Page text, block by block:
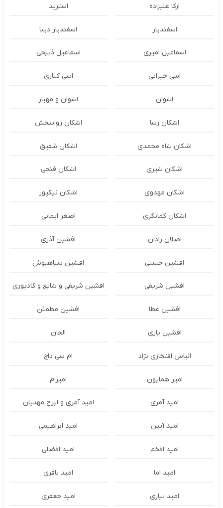
ارکا علیزاده استرید
اسفندیار اسفندیار دیبا
اسماعیل امیری اسماعیل ذبیحی
اسی خیراتی اسی کناری
اشوان اشوان و مهیار
اشکان رسا اشکان روانبخش
اشکان شاه محمدی اشکان شفیق
اشکان شیری اشکان فتحی
اشکان مهدوی اشکان نیکپور
اشکان‌ کمانگری اصغر ایمانی
اصلان رادان افشین آذری
افشین حسنی افشین سیاهپوش
افشین شریفی افشین شریفی و شایع و گادپوری
افشین عطا افشین مطمئن
افشین یاری الجان
الیاس افتخاری نژاد ام سی داج
امير همايون اميرام
امید آمری امید آمری و ایرج مهدیان
امید آیین امید ابراهیمی
امید افخم امید افضلی
امید اما امید باقری
امید بیاری امید جعفری